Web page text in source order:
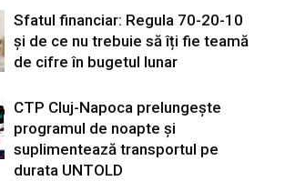
Sfatul financiar: Regula 70-20-10
și de ce nu trebuie să îți fie teamă
de cifre în bugetul lunar
CTP Cluj-Napoca prelungește
programul de noapte și
suplimentează transportul pe
durata UNTOLD